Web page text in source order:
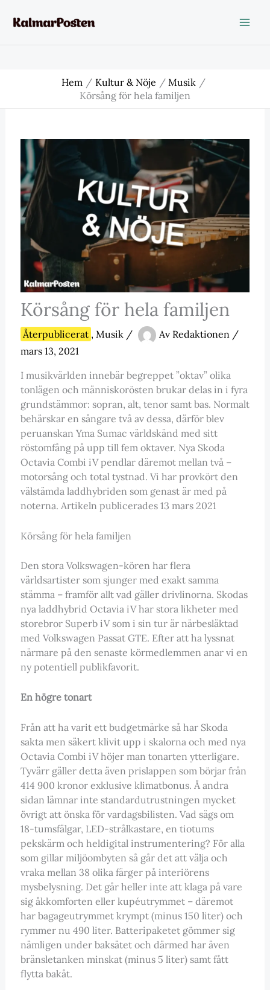
Hem Kultur & Nöje
Musik
Körsång för hela familjen
Körsång för hela familjen
Återpublicerat , Musik/ Av Redaktionen /
mars 13, 2021
I musikvärlden innebär begreppet ”oktav” olika
tonlägen och människorösten brukar delas in i fyra
grundstämmor: sopran, alt, tenor samt bas. Normalt
behärskar en sångare två av dessa, därför blev
peruanskan Yma Sumac världskänd med sitt
röstomfång på upp till fem oktaver. Nya Skoda
Octavia Combi iV pendlar däremot mellan två –
motorsång och total tystnad. Vi har provkört den
välstämda laddhybriden som genast är med på
noterna. Artikeln publicerades 13 mars 2021
Körsång för hela familjen
Den stora Volkswagen-kören har flera
världsartister som sjunger med exakt samma
stämma – framför allt vad gäller drivlinorna. Skodas
nya laddhybrid Octavia iV har stora likheter med
storebror Superb iV som i sin tur är närbesläktad
med Volkswagen Passat GTE. Efter att ha lyssnat
närmare på den senaste körmedlemmen anar vi en
ny potentiell publikfavorit.
En högre tonart
Från att ha varit ett budgetmärke så har Skoda
sakta men säkert klivit upp i skalorna och med nya
Octavia Combi iV höjer man tonarten ytterligare.
Tyvärr gäller detta även prislappen som börjar från
414 900 kronor exklusive klimatbonus. Å andra
sidan lämnar inte standardutrustningen mycket
övrigt att önska för vardagsbilisten. Vad sägs om
18-tumsfälgar, LED-strålkastare, en tiotums
pekskärm och heldigital instrumentering? För alla
som gillar miljöombyten så går det att välja och
vraka mellan 38 olika färger på interiörens
mysbelysning. Det går heller inte att klaga på vare
sig åkkomforten eller kupéutrymmet – däremot
har bagageutrymmet krympt (minus 150 liter) och
rymmer nu 490 liter. Batteripaketet gömmer sig
nämligen under baksätet och därmed har även
bränsletanken minskat (minus 5 liter) samt fått
flytta bakåt.